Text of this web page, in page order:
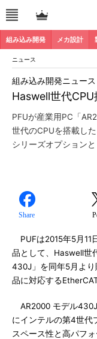
組み込み開発 メカ設計
ニュース
Haswell世代
組み込み開発ニュース
PFUが産業用PC「
世代のCPUを搭載し
シリーズオプション
Share
PUFは2015年5月11
品として、Haswell世
430J」を同年5月より
品に対応する
AR2000 モデル430J
にインテルの第4世代
スペース性と高パフ